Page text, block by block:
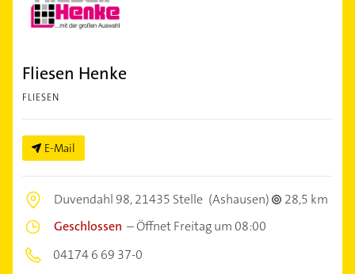
Fliesen Henke
FLIESEN
E-Mail
Duvendahl 98,21435 Stelle (Ashausen)
28,5 km
Geschlossen –Öffnet Freitag um 08:00
04174 6 69 37-0